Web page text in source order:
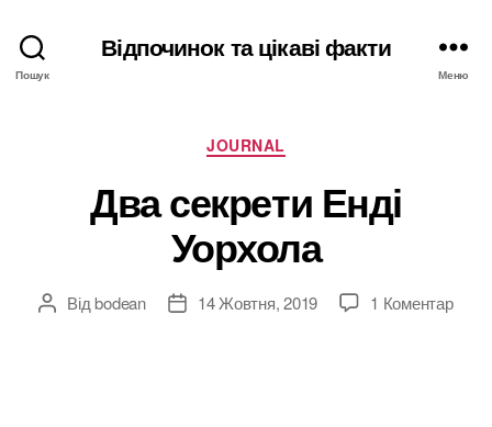
Пошук
Відпочинок та цікаві факти
Меню
Категорії
JOURNAL
Два секрети Енді
Уорхола
Автор
Відbodean
Дата14 Жовтня, 2019 1 Коментардо